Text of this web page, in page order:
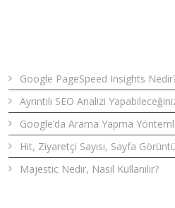
Google PageSpeed Insights
Ayrıntılı SEO Analizi
Google’da Arama Yapma
Hit, Ziyaretçi Sayısı, Sayfa
Majestic Nedir, Nasıl Kullanılır?